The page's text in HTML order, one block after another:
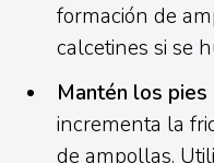
formación de
calcetines si se
Mantén los pies
incrementa la
de ampollas.